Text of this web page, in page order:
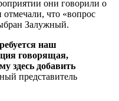
они говорили о
отмечали, что «вопрос
Залужный.
наш
говорящая,
здесь добавить
представитель